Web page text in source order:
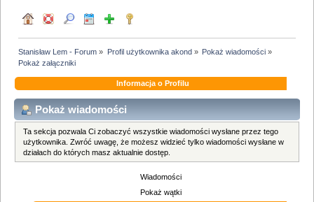
Stanisław Lem - Forum » Profil użytkownika akond» Pokaż wiadomości»
Pokaż załączniki
Informacja o Profilu
Pokaż wiadomości
Ta sekcja pozwala Ci zobaczyć wszystkie wiadomości wysłane przez tego
użytkownika. Zwróć uwagę, że możesz widzieć tylko wiadomości wysłane w
działach do których masz aktualnie dostęp.
Wiadomości
Pokaż wątki